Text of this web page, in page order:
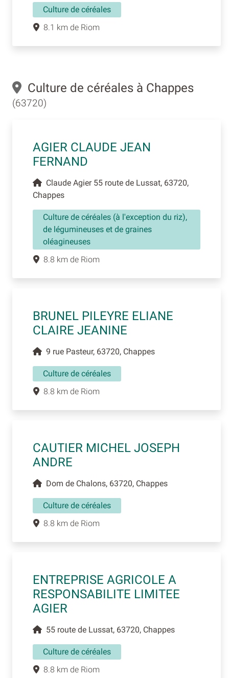
Culture de céréales
8.1 km de Riom
Culture de céréales à Chappes
(63720)
AGIER CLAUDE JEAN
FERNAND
Claude Agier 55 route de Lussat, 63720,
Chappes
Culture de céréales (à l'exception du riz),
de légumineuses et de graines
oléagineuses
8.8 km de Riom
BRUNEL PILEYRE ELIANE
CLAIRE JEANINE
9 rue Pasteur, 63720, Chappes
Culture de céréales
8.8 km de Riom
CAUTIER MICHEL JOSEPH
ANDRE
Dom de Chalons, 63720, Chappes
Culture de céréales
8.8 km de Riom
ENTREPRISE AGRICOLE A
RESPONSABILITE LIMITEE
AGIER
55 route de Lussat, 63720, Chappes
Culture de céréales
8.8 km de Riom